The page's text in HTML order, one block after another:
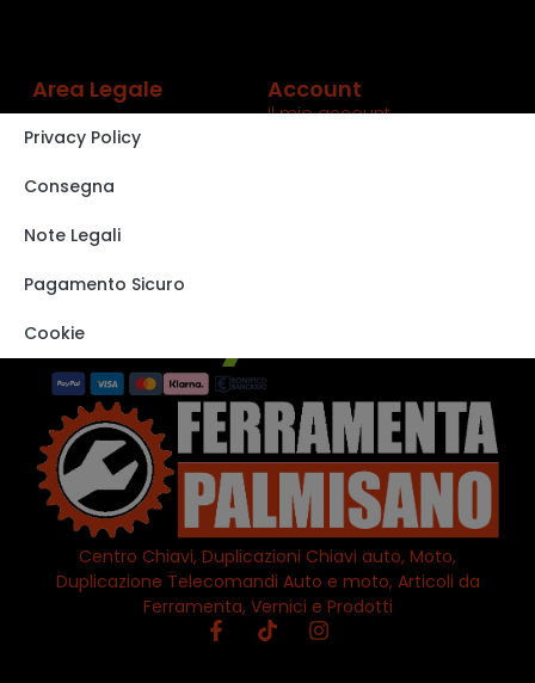
Centro Chiavi, Duplicazioni Chiavi auto, Moto,
Duplicazione Telecomandi Auto e moto, Articoli da
Ferramenta, Vernici e Prodotti
Area Legale
Privacy Policy
Consegna
Note Legali
Pagamento Sicuro
Cookie
Account
Il mio account
VISITA IL NOSTRO